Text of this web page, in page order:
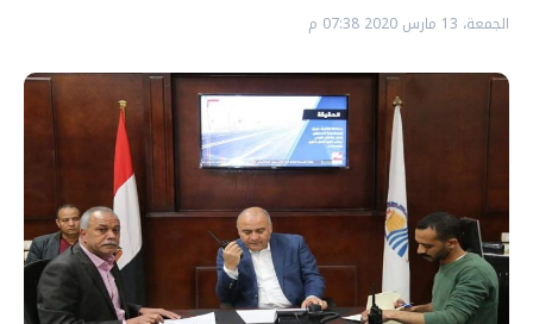
الجمعة، 13 مارس 2020 07:38 م